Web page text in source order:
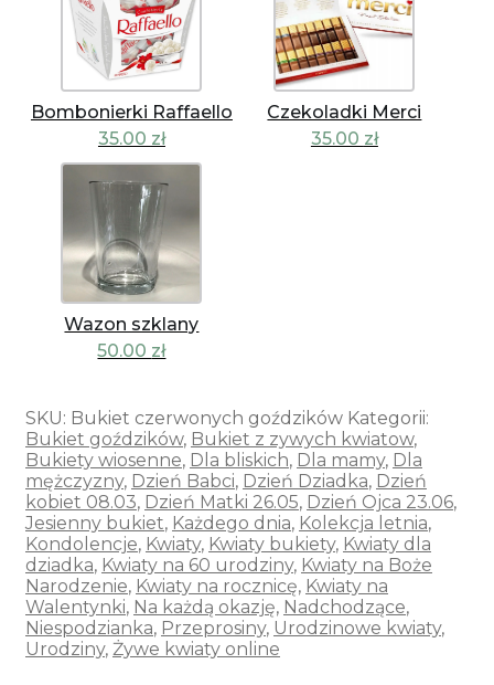
Bombonierki Raffaello
35.00 zł
Czekoladki Merci
35.00 zł
Wazon szklany
50.00 zł
SKU: Bukiet czerwonych goździków Kategorii:
Bukiet goździków, Bukiet z zywych kwiatow,
Bukiety wiosenne, Dla bliskich, Dla mamy, Dla
mężczyzny, Dzień Babci, Dzień Dziadka, Dzień
kobiet 08.03, Dzień Matki 26.05, Dzień Ojca 23.06,
Jesienny bukiet, Każdego dnia, Kolekcja letnia,
Kondolencje, Kwiaty, Kwiaty bukiety, Kwiaty dla
dziadka, Kwiaty na 60 urodziny, Kwiaty na Boże
Narodzenie, Kwiaty na rocznicę, Kwiaty na
Walentynki, Na każdą okazję, Nadchodzące,
Niespodzianka, Przeprosiny, Urodzinowe kwiaty,
Urodziny, Żywe kwiaty online